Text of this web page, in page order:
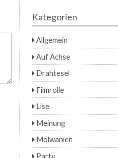
Kategorien
Allgemein
Auf Achse
Drahtesel
Filmrolle
Lise
Meinung
Molwanien
Party